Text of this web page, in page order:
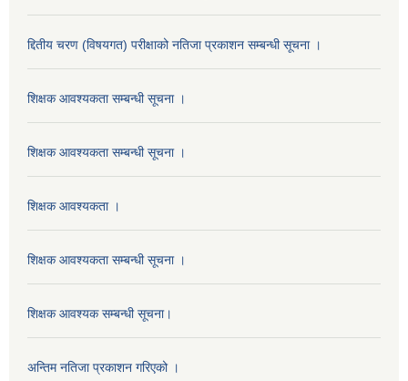
द्दितीय चरण (विषयगत) परीक्षाको नतिजा प्रकाशन सम्बन्धी सूचना ।
शिक्षक आवश्यकता सम्बन्धी सूचना ।
शिक्षक आवश्यकता सम्बन्धी सूचना ।
शिक्षक आवश्यकता ।
शिक्षक आवश्यकता सम्बन्धी सूचना ।
शिक्षक आवश्यक सम्बन्धी सूचना।
अन्तिम नतिजा प्रकाशन गरिएको ।